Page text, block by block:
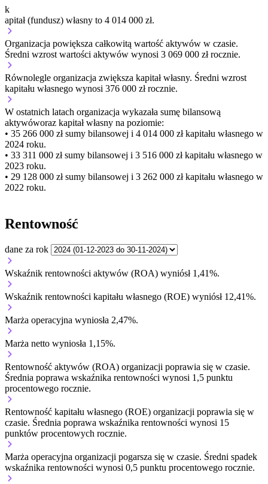
k
apitał (fundusz) własny to 4 014 000 zł.
Organizacja powiększa całkowitą wartość aktywów w czasie.
Średni wzrost wartości aktywów wynosi 3 069 000 zł rocznie.
Równolegle organizacja zwiększa kapitał własny. Średni wzrost
kapitału własnego wynosi 376 000 zł rocznie.
W ostatnich latach organizacja wykazała sumę bilansową
aktywóworaz kapitał własny na poziomie:
• 35 266 000 złsumy bilansowej i 4 014 000 zł kapitału własnego w
2024 roku.
• 33 311 000 złsumy bilansowej i 3 516 000 zł kapitału własnego w
2023 roku.
• 29 128 000 złsumy bilansowej i 3 262 000 zł kapitału własnego w
2022 roku.
Rentowność
dane za rok
Wskaźnik rentowności aktywów (ROA) wyniósł 1,41%.
Wskaźnik rentowności kapitału własnego (ROE) wyniósł 12,41%.
Marża operacyjna wyniosła 2,47%.
Marża netto wyniosła 1,15%.
Rentowność aktywów (ROA) organizacji poprawia się w czasie.
Średnia poprawa wskaźnika rentowności wynosi 1,5 punktu
procentowego rocznie.
Rentowność kapitału własnego (ROE) organizacji poprawia się w
czasie. Średnia poprawa wskaźnika rentowności wynosi 15
punktów procentowych rocznie.
Marża operacyjna organizacji pogarsza się w czasie. Średni spadek
wskaźnika rentowności wynosi 0,5 punktu procentowego rocznie.